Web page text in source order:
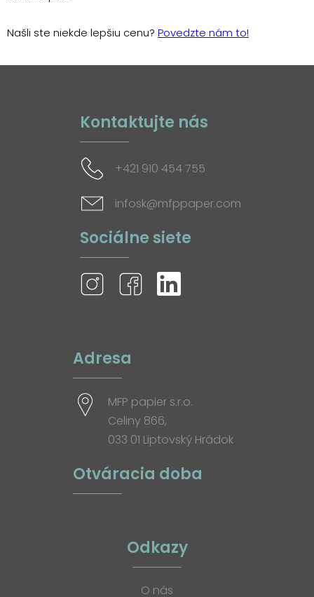
Našli ste niekde lepšiu cenu? Povedzte nám to!
Kontaktujte nás
+421 910 454 755
infosk@mfppaper.com
Sociálne siete
Adresa
MFP papier s.r.o.
Celiny 866,
033 01 Liptovský Hrádok
Otváracia doba
Odkazy
O nás